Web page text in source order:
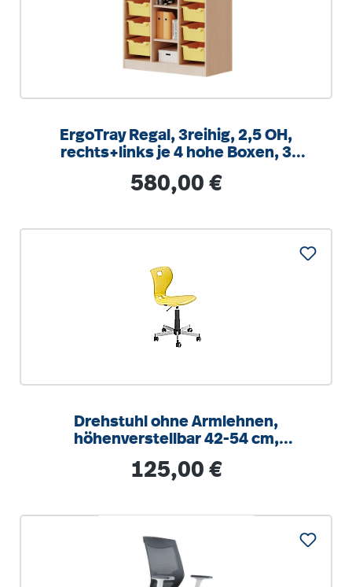
ErgoTray Regal, 3reihig, 2,5 OH,
rechts+links je 4 hohe Boxen, 3
B/H/T104,5x100x40cm
Regulärer Preis:
580,00 €
Drehstuhl ohne Armlehnen,
höhenverstellbar 42-54 cm,
Regulärer Preis:
125,00 €